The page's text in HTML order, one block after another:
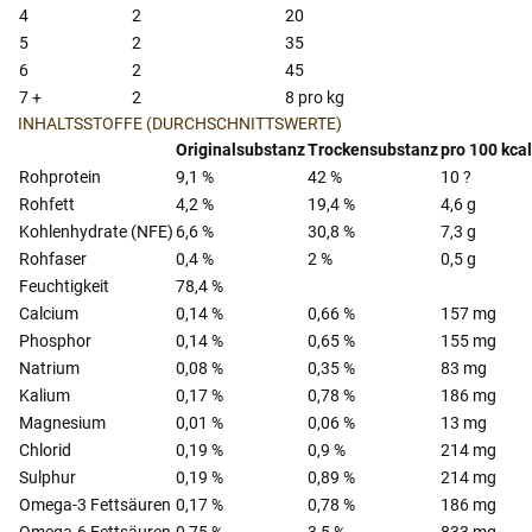
4 2
20
5
2
35
6
2
45
7 +
2
8 pro kg
INHALTSSTOFFE (DURCHSCHNITTSWERTE)
OriginalsubstanzTrockensubstanzpro 100
Rohprotein
9,1 % 42 %
10 ?
Rohfett
4,2 % 19,4 %
4,6 g
Kohlenhydrate (NFE) 6,6 % 30,8 %
7,3 g
Rohfaser
0,4 % 2 %
0,5 g
Feuchtigkeit
78,4 %
Calcium
0,14 % 0,66 %
157 mg
Phosphor
0,14 % 0,65 %
155 mg
Natrium
0,08 % 0,35 %
83 mg
Kalium
0,17 % 0,78 %
186 mg
Magnesium
0,01 % 0,06 %
13 mg
Chlorid
0,19 % 0,9 %
214 mg
Sulphur
0,19 % 0,89 %
214 mg
Omega-3 Fettsäuren 0,17 % 0,78 %
186 mg